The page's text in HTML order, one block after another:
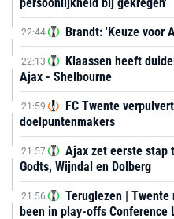
22:44 Brandt: 'Keuze voor
22:13
Klaassen heeft
Ajax - Shelbourne
21:59
FC Twente
doelpuntenmakers
21:57
Ajax zet eerste stap
Godts, Wijndal en Dolberg
21:56
Teruglezen |
been in play-offs Conference